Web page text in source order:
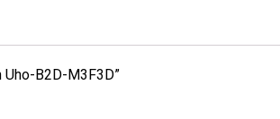
Uho-B2D-M3F3D”